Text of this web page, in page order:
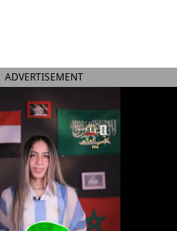
ADVERTISEMENT